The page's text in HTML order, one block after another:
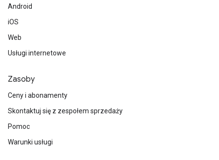
Android
iOS
Web
Usługi internetowe
Zasoby
Ceny i abonamenty
Skontaktuj się z zespołem sprzedaży
Pomoc
Warunki usługi